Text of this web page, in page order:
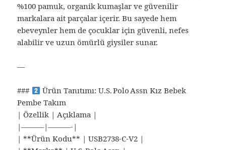
%100 pamuk, organik kumaşlar ve güvenilir
markalara ait parçalar içerir. Bu sayede hem
ebeveynler hem de çocuklar için güvenli, nefes
alabilir ve uzun ömürlü giysiler sunar.
—
###
Ürün Tanıtımı: U.S. Polo Assn Kız Bebek
Pembe Takım
| Özellik | Açıklama |
|———|———-|
| **Ürün Kodu** | USB2738‑C‑V2 |